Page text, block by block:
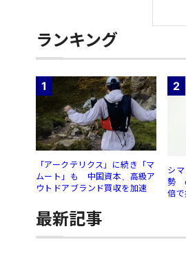
ランキング
1
「アークテリクス」に続き「マ
ムート」も 中国資本、高級ア
ウトドアブランド買収を加速
2
シ
勢
倍で
最新記事